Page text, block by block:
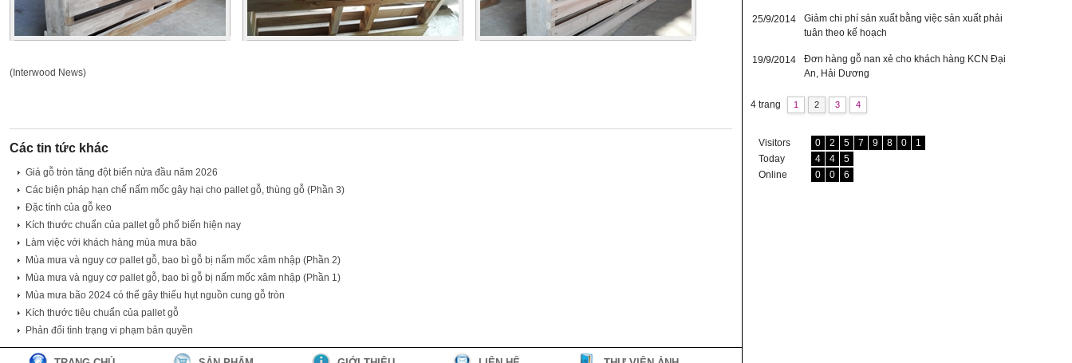
(Interwood News)
Các tin tức khác
Giá gỗ tròn tăng đột biến nửa đầu năm 2026
Các biện pháp hạn chế nấm mốc gây hại cho pallet gỗ, thùng gỗ (Phần 3)
Đặc tính của gỗ keo
Kích thước chuẩn của pallet gỗ phổ biến hiện nay
Làm việc với khách hàng mùa mưa bão
Mùa mưa và nguy cơ pallet gỗ, bao bì gỗ bị nấm mốc xâm nhập (Phần 2)
Mùa mưa và nguy cơ pallet gỗ, bao bì gỗ bị nấm mốc xâm nhập (Phần 1)
Mùa mưa bão 2024 có thể gây thiếu hụt nguồn cung gỗ tròn
Kích thước tiêu chuẩn của pallet gỗ
Phản đối tình trạng vi phạm bản quyền
25/9/2014
Giảm chi phí sản xuất bằng việc sản xuất phải
tuân theo kế hoạch
19/9/2014
Đơn hàng gỗ nan xẻ cho khách hàng KCN Đại
An, Hải Dương
4 trang 1 2 3 4
Visitors 0 2 5 7 9 8 0
1
Today
4 4
5
Online
0 0 6